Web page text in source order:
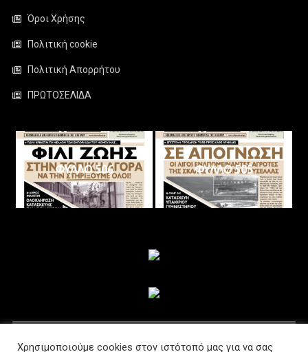
Όροι Χρήσης
Πολιτική cookie
Πολιτική Απορρήτου
ΠΡΩΤΟΣΕΛΙΔΑ
ΦΥΛΛΟ 506 ΦΥΛΛΟ 505
Χρησιμοποιούμε cookies στον ιστότοπό μας για να σας